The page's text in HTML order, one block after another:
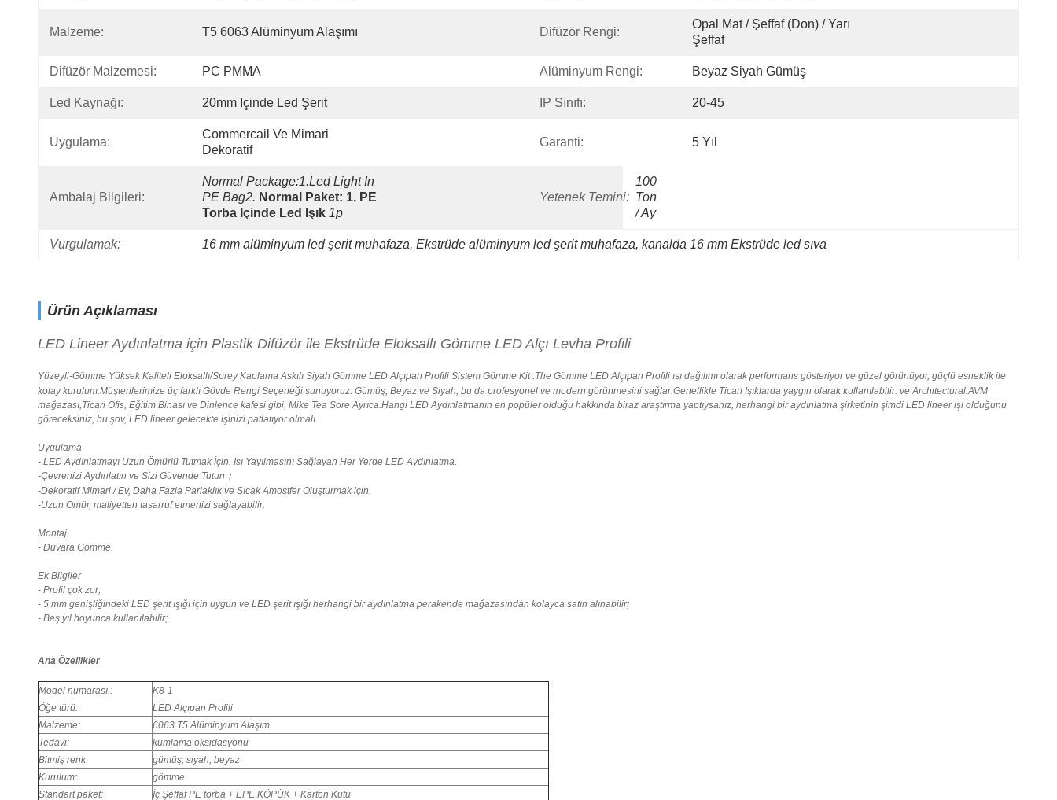
Malzeme: T5 6063 Alüminyum Alaşımı Difüzör Rengi:
Opal Mat / Şeffaf (Don) / Yarı
Şeffaf
Difüzör Malzemesi: PC PMMA Alüminyum Rengi: Beyaz Siyah Gümüş
Led Kaynağı: 20mm Içinde Led Şerit IP Sınıfı: 20-45
Uygulama:
Commercail Ve Mimari
Dekoratif
Garanti: 5 Yıl
Ambalaj Bilgileri:
Normal Package:1.led Light In
PE Bag2. Normal Paket: 1. PE
Torba Içinde Led Işık 1p
Yetenek Temini:
100
Ton
/ Ay
Vurgulamak: 16 mm alüminyum led şerit muhafaza, Ekstrüde alüminyum led şerit muhafaza, kanalda 16 mm Ekstrüde led sıva
Ürün Açıklaması
LED Lineer Aydınlatma için Plastik Difüzör ile Ekstrüde Eloksallı Gömme LED Alçı Levha Profili
Yüzeyli-Gömme Yüksek Kaliteli Eloksallı/Sprey Kaplama Askılı Siyah Gömme LED Alçıpan Profili Sistem Gömme Kit .The Gömme LED Alçıpan Profili ısı dağılımı olarak performans gösteriyor ve güzel görünüyor, güçlü esneklik ile
kolay kurulum.Müşterilerimize üç farklı Gövde Rengi Seçeneği sunuyoruz: Gümüş, Beyaz ve Siyah, bu da profesyonel ve modern görünmesini sağlar.Genellikle Ticari Işıklarda yaygın olarak kullanılabilir. ve Architectural.AVM
mağazası,Ticari Ofis, Eğitim Binası ve Dinlence kafesi gibi, Mike Tea Sore Ayrıca.Hangi LED Aydınlatmanın en popüler olduğu hakkında biraz araştırma yaptıysanız, herhangi bir aydınlatma şirketinin şimdi LED lineer işi olduğunu
göreceksiniz, bu şov, LED lineer gelecekte işinizi patlatıyor olmalı.
Uygulama
- LED Aydınlatmayı Uzun Ömürlü Tutmak İçin, Isı Yayılmasını Sağlayan Her Yerde LED Aydınlatma.
-Çevrenizi Aydınlatın ve Sizi Güvende Tutun；
-Dekoratif Mimari / Ev, Daha Fazla Parlaklık ve Sıcak Amostfer Oluşturmak için.
-Uzun Ömür, maliyetten tasarruf etmenizi sağlayabilir.
Montaj
- Duvara Gömme.
Ek Bilgiler
- Profil çok zor;
- 5 mm genişliğindeki LED şerit ışığı için uygun ve LED şerit ışığı herhangi bir aydınlatma perakende mağazasından kolayca satın alınabilir;
- Beş yıl boyunca kullanılabilir;
Ana Özellikler
Model numarası.:
K8-1
Öğe türü:
LED Alçıpan Profili
Malzeme:
6063 T5 Alüminyum Alaşım
Tedavi:
kumlama oksidasyonu
Bitmiş renk:
gümüş, siyah, beyaz
Kurulum:
gömme
Standart paket:
İç Şeffaf PE torba + EPE KÖPÜK + Karton Kutu